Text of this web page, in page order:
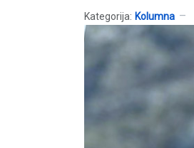
Kategorija: Kolumna